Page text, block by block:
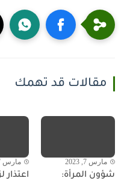
مقالات قد تهمك
مارس 7, 2023
شؤون المرأة:
مارس 7, 2023
اعتذار